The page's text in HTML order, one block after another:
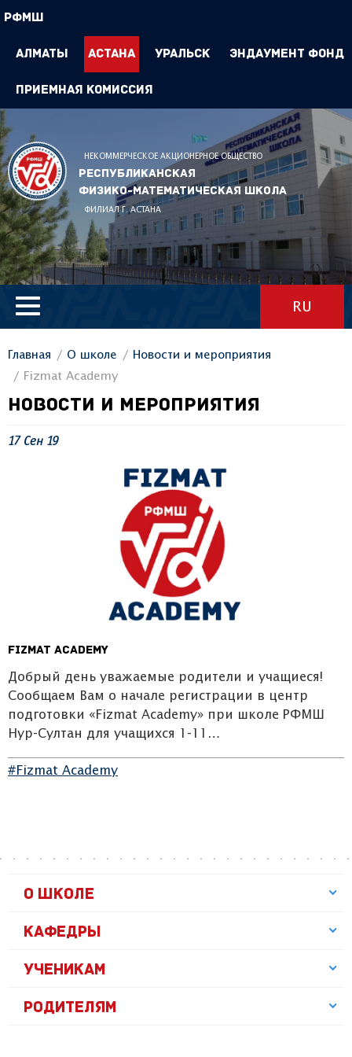
РФМШ
Алматы Астана Уральск Эндаумент Фонд
Приемная комиссия
НЕКОММЕРЧЕСКОЕ АКЦИОНЕРНОЕ ОБЩЕСТВО
Республиканская
физико-математическая школа
ФИЛИАЛ Г. АСТАНА
RU
Главная О школе
Новости и мероприятия
Fizmat Academy
НОВОСТИ И МЕРОПРИЯТИЯ
17 Сен 19
Fizmat Academy
Добрый день уважаемые родители и учащиеся!
Сообщаем Вам о начале регистрации в центр
подготовки «Fizmat Academy» при школе РФМШ
Нур-Султан для учащихся 1-11…
#Fizmat Academy
О ШКОЛЕ
КАФЕДРЫ
УЧЕНИКАМ
РОДИТЕЛЯМ